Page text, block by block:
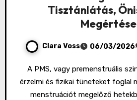
Tisztánlátás,
Clara Voss 06/03/2026
A PMS, vagy premenstruális szindróma, különféle
érzelmi és fizikai tüneteket foglal
menstruációt megelőző